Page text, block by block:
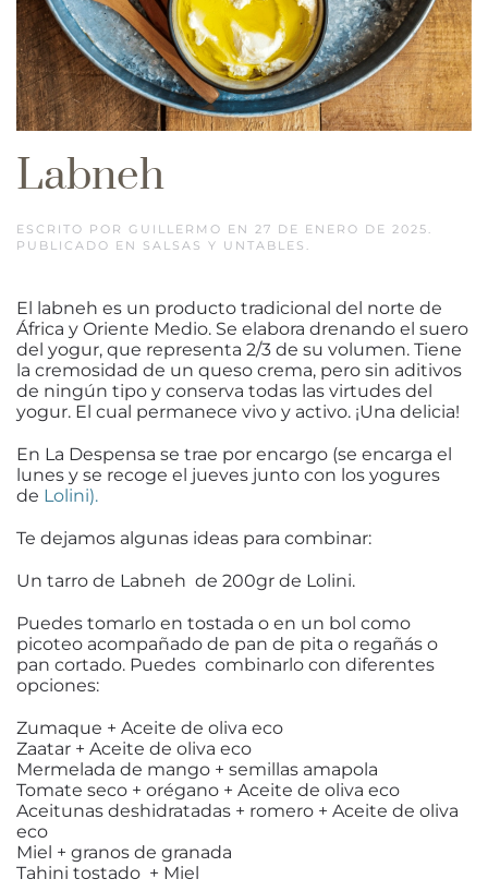
Labneh
ESCRITO POR GUILLERMO EN 27 DE ENERO DE 2025 .
PUBLICADO EN SALSAS Y UNTABLES .
El labneh es un producto tradicional del norte de
África y Oriente Medio. Se elabora drenando el suero
del yogur, que representa 2/3 de su volumen. Tiene
la cremosidad de un queso crema, pero sin aditivos
de ningún tipo y conserva todas las virtudes del
yogur. El cual permanece vivo y activo. ¡Una delicia!
En La Despensa se trae por encargo (se encarga el
lunes y se recoge el jueves junto con los yogures
de Lolini).
Te dejamos algunas ideas para combinar:
Un tarro de Labneh de 200gr de Lolini.
Puedes tomarlo en tostada o en un bol como
picoteo acompañado de pan de pita o regañás o
pan cortado. Puedes combinarlo con diferentes
opciones:
Zumaque + Aceite de oliva eco
Zaatar + Aceite de oliva eco
Mermelada de mango + semillas amapola
Tomate seco + orégano + Aceite de oliva eco
Aceitunas deshidratadas + romero + Aceite de oliva
eco
Miel + granos de granada
Tahini tostado + Miel